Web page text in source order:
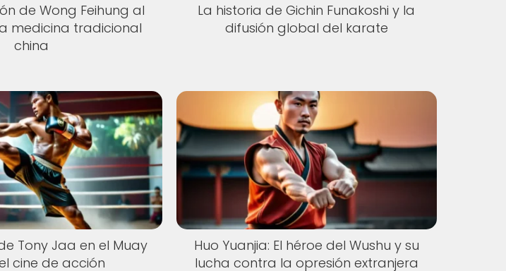
de Wong Feihung al
medicina tradicional
china
La historia de Gichin Funakoshi y la
difusión global del karate
Tony Jaa en el Muay
cine de acción
Huo Yuanjia: El héroe del Wushu y su
lucha contra la opresión extranjera